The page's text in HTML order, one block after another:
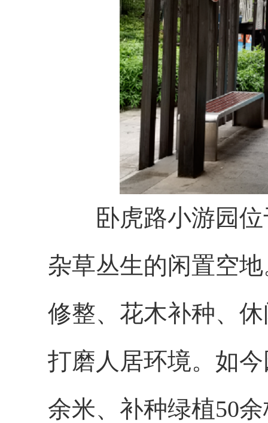
卧虎路小游园
杂草丛生的闲置空
修整、花木补种、
打磨人居环境。如
余米、补种绿植50